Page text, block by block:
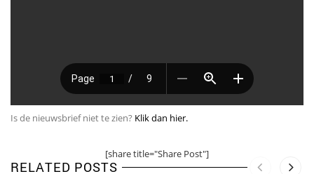
Is de nieuwsbrief niet te zien? Klik dan hier.
[share title="Share Post"]
RELATED POSTS